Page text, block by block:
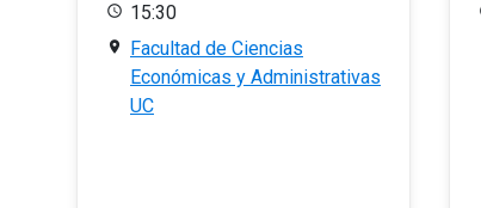
15:30
Facultad de Ciencias
Económicas y Administrativas
UC